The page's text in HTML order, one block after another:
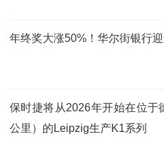
年终奖大涨50%！华尔街银行
保时捷将从2026年开始在位于
公里）的Leipzig生产K1系列